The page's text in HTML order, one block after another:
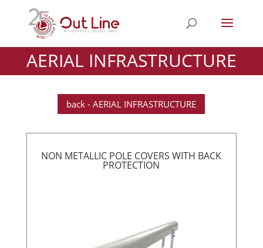
AERIAL INFRASTRUCTURE
back - AERIAL INFRASTRUCTURE
NON METALLIC POLE COVERS WITH BACK
PROTECTION